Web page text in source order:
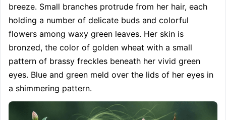
breeze. Small branches protrude from her hair, each
holding a number of delicate buds and colorful
flowers among waxy green leaves. Her skin is
bronzed, the color of golden wheat with a small
pattern of brassy freckles beneath her vivid green
eyes. Blue and green meld over the lids of her eyes in
a shimmering pattern.